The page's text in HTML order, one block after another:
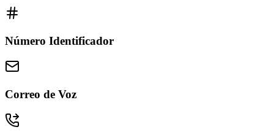
Número Identificador
Correo de Voz